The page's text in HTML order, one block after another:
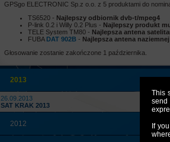
This
If
GPSgo ELECTRONIC Sp.z o.o. z 5 produktami do
TS6520 - Najlepszy odbiornik dvb-t/mpeg4
P-link 0.2 i Willy 0.2 Plus - Najlepszy produkt
TELE System TM80 - Najlepsza antena
FUBA DAT 902B - Najlepsza antena
Głosowanie zostanie zakończone 1 października.
2013
26.09.2013
SAT KRAK 2013
2012